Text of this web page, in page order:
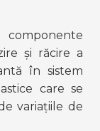
și răcire a
în sistem
care se
variațiile de